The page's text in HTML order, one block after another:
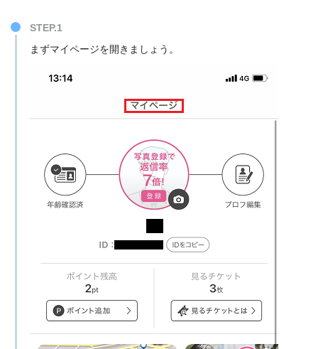
STEP.1
まずマイページを開きましょう。